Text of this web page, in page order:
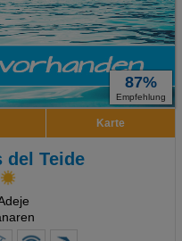
87%
Empfehlung
Karte
del Teide